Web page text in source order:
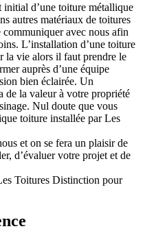
initial d’une toiture métallique
autres matériaux de toitures
avec nous afin
L’installation d’une toiture
la vie alors il faut prendre le
auprès d’une équipe
bien éclairée. Un
de la valeur à votre propriété
Nul doute que vous
toiture installée par Les
et on se fera un plaisir de
d’évaluer votre projet et de
Toitures Distinction pour